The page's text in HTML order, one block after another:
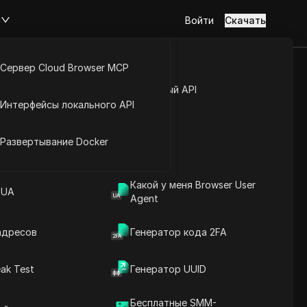
Открытый API
Какой у меня Browser User
Agent
Генератор кода 2FA
Test Генератор UUID
Бесплатные SMM-
Сервер Cloud Browser MCP
Интерфейсы локального API
Развертывание Docker
Войти Скачать
Введение в содержание